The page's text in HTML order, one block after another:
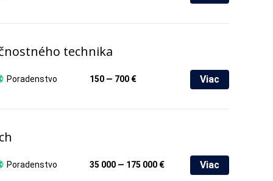
technika
Poradenstvo 150 — 700 € Viac
Poradenstvo 35 000 — 175 000 € Viac